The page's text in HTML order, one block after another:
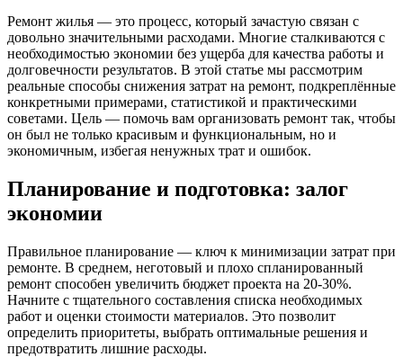
Ремонт жилья — это процесс, который зачастую связан с
довольно значительными расходами. Многие сталкиваются с
необходимостью экономии без ущерба для качества работы и
долговечности результатов. В этой статье мы рассмотрим
реальные способы снижения затрат на ремонт, подкреплённые
конкретными примерами, статистикой и практическими
советами. Цель — помочь вам организовать ремонт так, чтобы
он был не только красивым и функциональным, но и
экономичным, избегая ненужных трат и ошибок.
Планирование и подготовка: залог
экономии
Правильное планирование — ключ к минимизации затрат при
ремонте. В среднем, неготовый и плохо спланированный
ремонт способен увеличить бюджет проекта на 20-30%.
Начните с тщательного составления списка необходимых
работ и оценки стоимости материалов. Это позволит
определить приоритеты, выбрать оптимальные решения и
предотвратить лишние расходы.